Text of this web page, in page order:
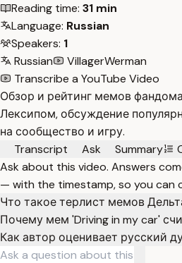
Reading time: 31 min
Language: Russian
Speakers: 1
Russian
VillagerWerman
Transcribe a YouTube Video
Обзор и рейтинг мемов
Лексипом, обсуждение
на сообщество и игру.
Transcript
Ask Summary
Ask about this video. Answers
— with the timestamp, so you can
Что такое терлист мемов
Почему мем 'Driving in my car'
Как автор оценивает русский